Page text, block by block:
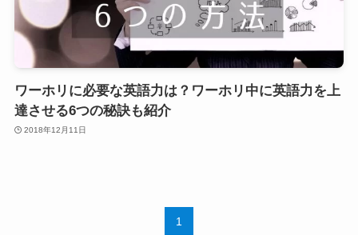
ワーホリに必要な英語力は？ワーホリ中に英語力を上
達させる6つの秘訣も紹介
2018年12月11日
1